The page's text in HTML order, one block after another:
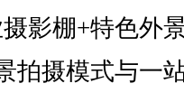
影棚+特色外
拍摄模式与一